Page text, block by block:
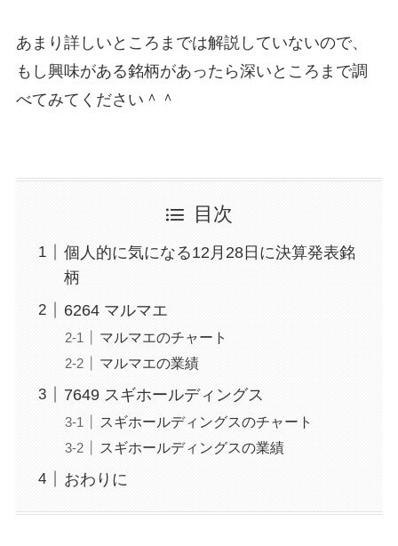
あまり詳しいところまでは解説していないので、
もし興味がある銘柄があったら深いところまで調
べてみてください＾＾
目次
個人的に気になる12月28日に決算発表銘
柄
6264 マルマエ
マルマエのチャート
マルマエの業績
7649 スギホールディングス
スギホールディングスのチャート
スギホールディングスの業績
おわりに